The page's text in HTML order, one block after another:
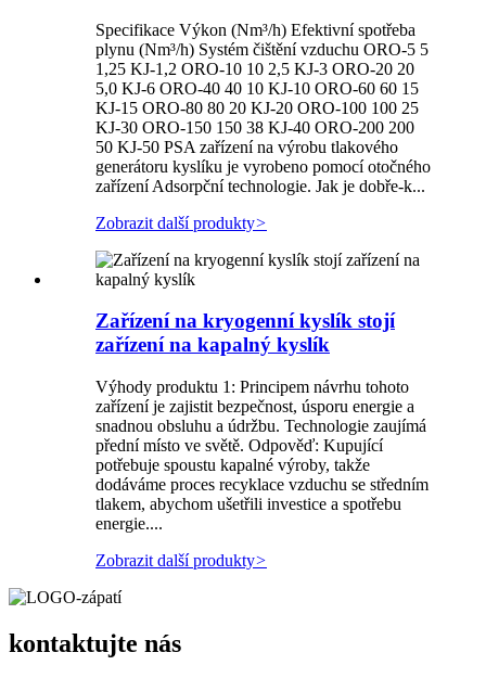
Specifikace Výkon (Nm³/h) Efektivní spotřeba
plynu (Nm³/h) Systém čištění vzduchu ORO-5 5
1,25 KJ-1,2 ORO-10 10 2,5 KJ-3 ORO-20 20
5,0 KJ-6 ORO-40 40 10 KJ-10 ORO-60 60 15
KJ-15 ORO-80 80 20 KJ-20 ORO-100 100 25
KJ-30 ORO-150 150 38 KJ-40 ORO-200 200
50 KJ-50 PSA zařízení na výrobu tlakového
generátoru kyslíku je vyrobeno pomocí otočného
zařízení Adsorpční technologie. Jak je dobře-k...
Zobrazit další produkty>
Zařízení na kryogenní kyslík stojí
zařízení na kapalný kyslík
Výhody produktu 1: Principem návrhu tohoto
zařízení je zajistit bezpečnost, úsporu energie a
snadnou obsluhu a údržbu. Technologie zaujímá
přední místo ve světě. Odpověď: Kupující
potřebuje spoustu kapalné výroby, takže
dodáváme proces recyklace vzduchu se středním
tlakem, abychom ušetřili investice a spotřebu
energie....
Zobrazit další produkty>
kontaktujte nás